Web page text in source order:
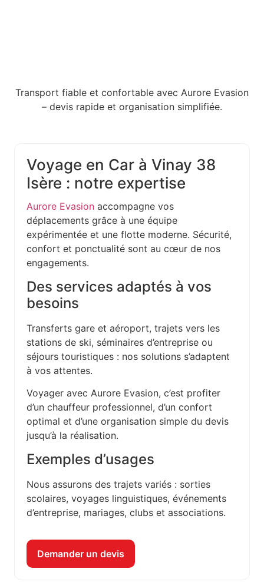
Transport fiable et confortable avec Aurore Evasion
– devis rapide et organisation simplifiée.
Voyage en Car à Vinay 38
Isère : notre expertise
Aurore Evasion accompagne vos
déplacements grâce à une équipe
expérimentée et une flotte moderne. Sécurité,
confort et ponctualité sont au cœur de nos
engagements.
Des services adaptés à vos
besoins
Transferts gare et aéroport, trajets vers les
stations de ski, séminaires d’entreprise ou
séjours touristiques : nos solutions s’adaptent
à vos attentes.
Voyager avec Aurore Evasion, c’est profiter
d’un chauffeur professionnel, d’un confort
optimal et d’une organisation simple du devis
jusqu’à la réalisation.
Exemples d’usages
Nous assurons des trajets variés : sorties
scolaires, voyages linguistiques, événements
d’entreprise, mariages, clubs et associations.
Demander un devis